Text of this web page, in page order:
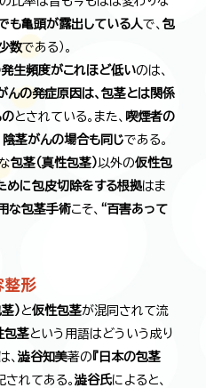
も亀頭が露出している人で、 包
数である）。
生頻度がこれほど低いのは、
んの発症原因は、包茎とは関係
のとされている。また、 喫煙者の
陰茎がんの場合も同じである。
包茎（真性包茎）以外の仮性包
めに包皮切除をする根拠はま
な包茎手術こそ、 “百害あって
整形
） と仮性包茎が混同されて流
包茎という用語はどういう成り
、 澁谷知美著の『日本の包茎
されてある。 澁谷氏によると、